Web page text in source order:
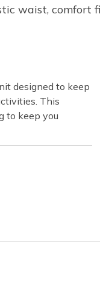
waist,
designed to keep
This
to keep you